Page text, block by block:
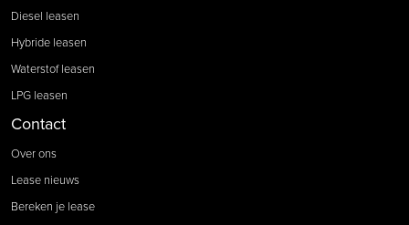
Diesel leasen
Hybride leasen
Waterstof leasen
LPG leasen
Contact
Over ons
Lease nieuws
Bereken je lease